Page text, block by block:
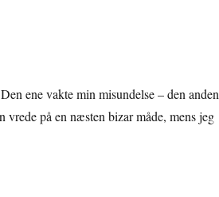
ene vakte min misundelse – den anden
på en næsten bizar måde, mens jeg